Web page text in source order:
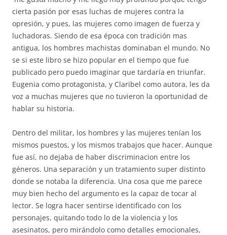
cierta pasión por esas luchas de mujeres contra la
opresión, y pues, las mujeres como imagen de fuerza y
luchadoras. Siendo de esa época con tradición mas
antigua, los hombres machistas dominaban el mundo. No
se si este libro se hizo popular en el tiempo que fue
publicado pero puedo imaginar que tardaría en triunfar.
Eugenia como protagonista, y Claribel como autora, les da
voz a muchas mujeres que no tuvieron la oportunidad de
hablar su historia.
Dentro del militar, los hombres y las mujeres tenían los
mismos puestos, y los mismos trabajos que hacer. Aunque
fue así, no dejaba de haber discriminacion entre los
géneros. Una separación y un tratamiento super distinto
donde se notaba la diferencia. Una cosa que me parece
muy bien hecho del argumento es la capaz de tocar al
lector. Se logra hacer sentirse identificado con los
personajes, quitando todo lo de la violencia y los
asesinatos, pero mirándolo como detalles emocionales,